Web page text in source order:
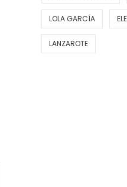
LOLA GARCÍA
LANZAROTE